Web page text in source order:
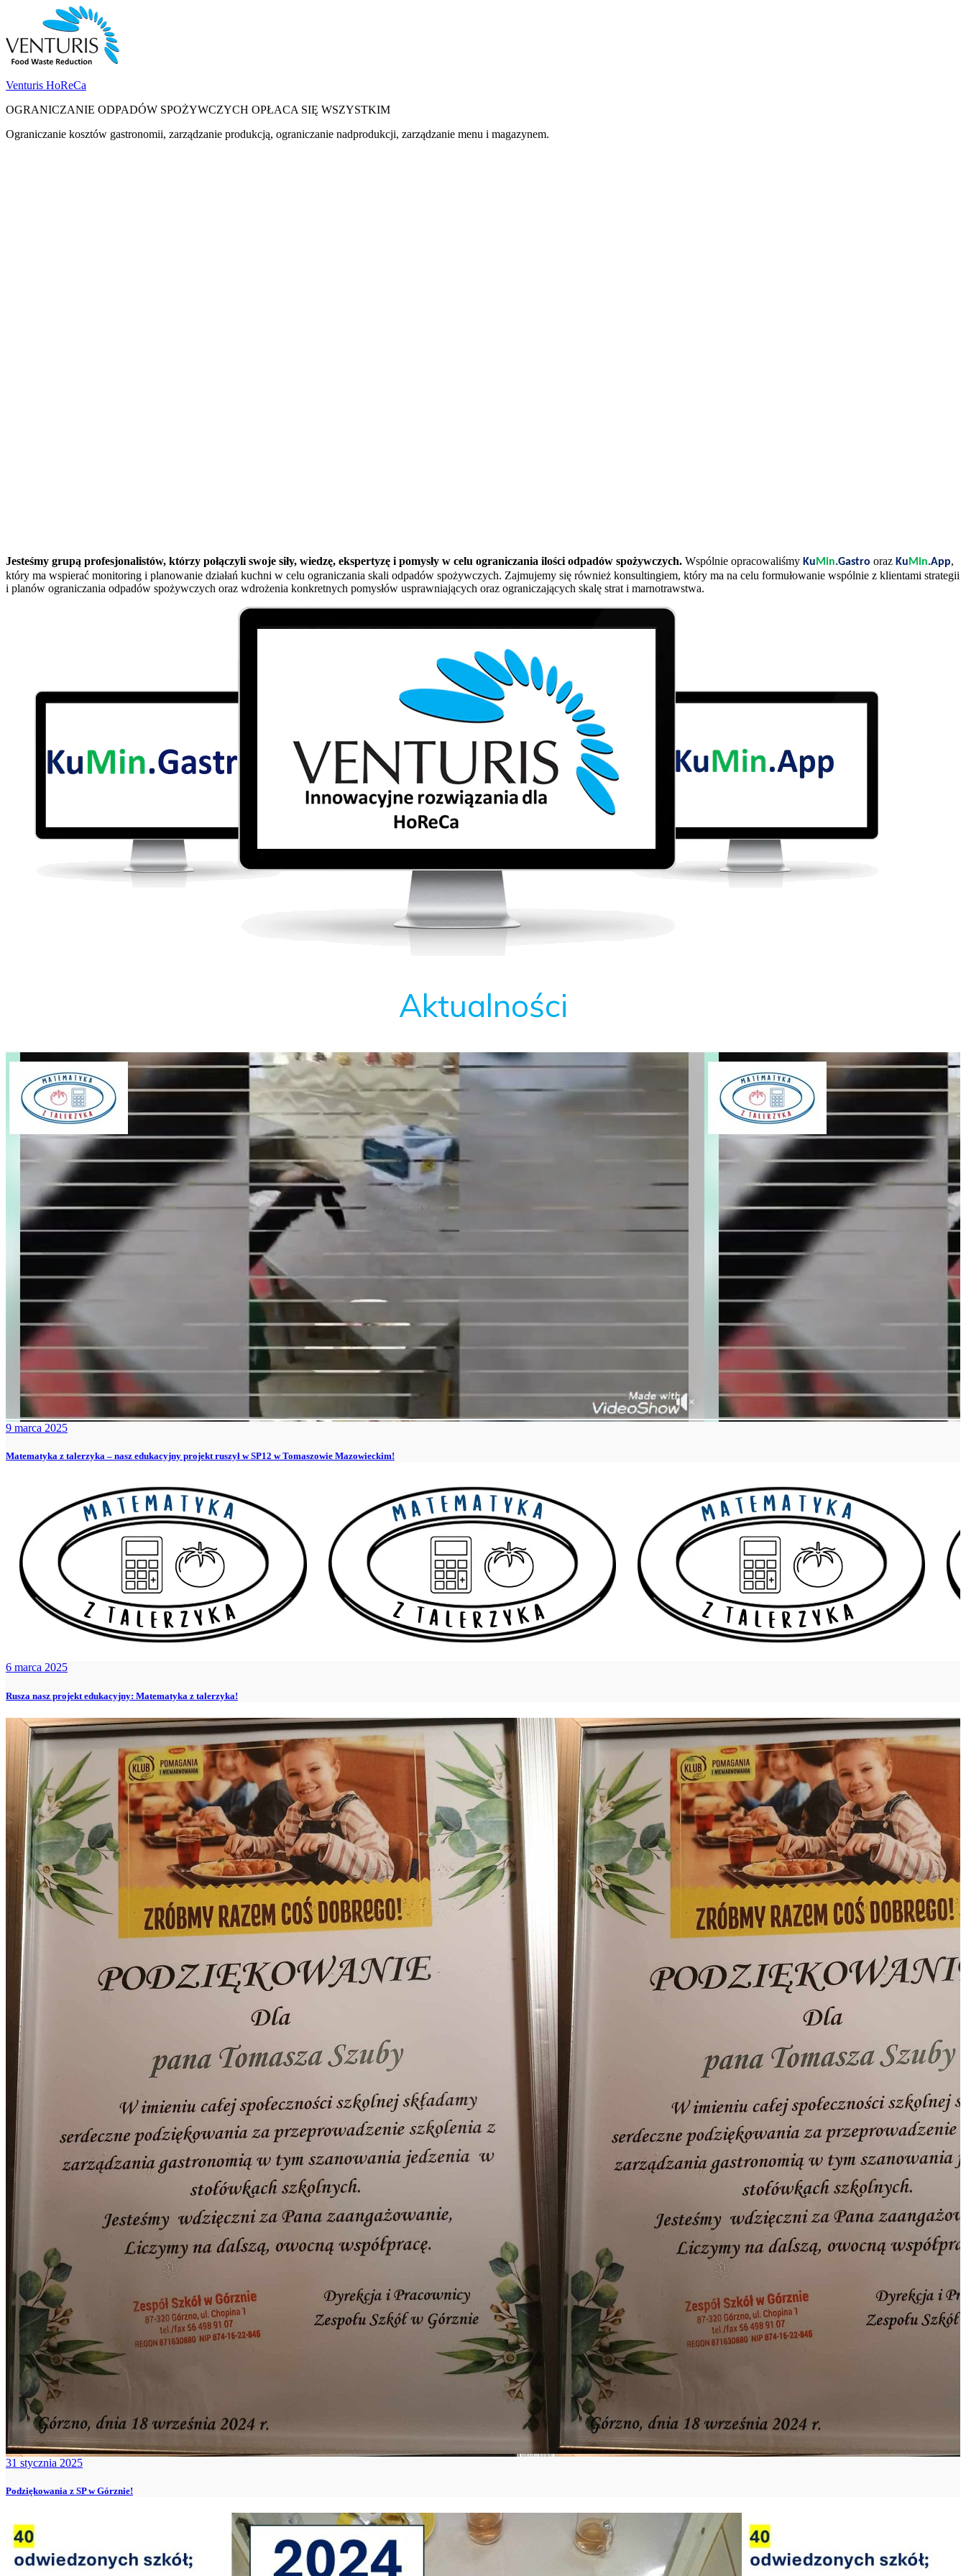
navigation
content
Venturis HoReCa
OGRANICZANIE ODPADÓW SPOŻYWCZYCH OPŁACA SIĘ WSZYSTKIM
Ograniczanie kosztów gastronomii, zarządzanie produkcją, ograniczanie nadprodukcji, zarządzanie menu i magazynem.
Jesteśmy grupą profesjonalistów, którzy połączyli swoje siły, wiedzę, ekspertyzę i pomysły w celu ograniczania ilości odpadów spożywczych. Wspólnie opracowaliśmy KuMin.Gastro oraz KuMin.App,
który ma wspierać monitoring i planowanie działań kuchni w celu ograniczania skali odpadów spożywczych. Zajmujemy się również konsultingiem, który ma na celu formułowanie wspólnie z klientami strategii
i planów ograniczania odpadów spożywczych oraz wdrożenia konkretnych pomysłów usprawniających oraz ograniczających skalę strat i marnotrawstwa.
Aktualności
9 marca 2025
Matematyka z talerzyka – nasz edukacyjny projekt ruszył w SP12 w Tomaszowie Mazowieckim!
6 marca 2025
Rusza nasz projekt edukacyjny: Matematyka z talerzyka!
31 stycznia 2025
Podziękowania z SP w Górznie!